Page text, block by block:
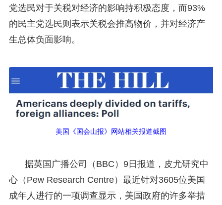
党选民对于关税对经济的影响持积极态度，而93%
的民主党选民则表示关税会推高物价，并对经济产
生总体负面影响。
美国《国会山报》网站相关报道截图
据英国广播公司（BBC）9日报道，皮尤研究中
心（Pew Research Centre）最近针对3605位美国
成年人进行的一项调查显示，美国政府的许多举措